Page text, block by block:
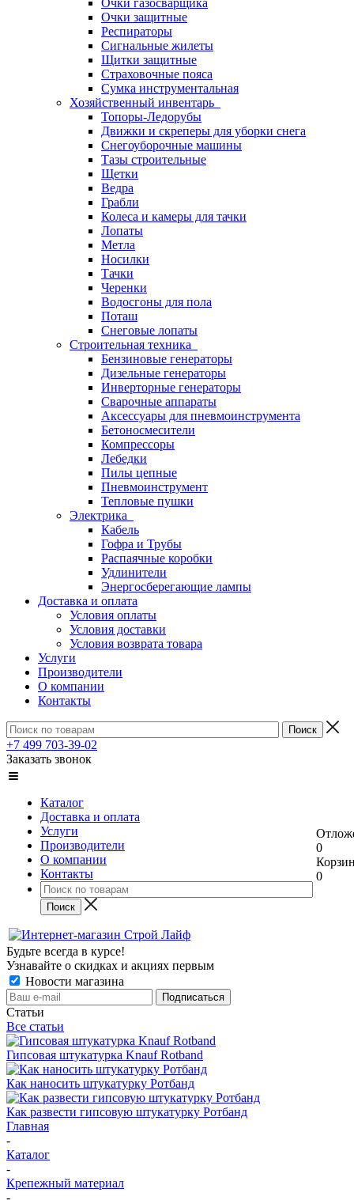
Очки газосварщика
Очки защитные
Респираторы
Сигнальные жилеты
Щитки защитные
Страховочные пояса
Сумка инструментальная
Хозяйственный инвентарь
Топоры-Ледорубы
Движки и скреперы для уборки снега
Снегоуборочные машины
Тазы строительные
Щетки
Ведра
Грабли
Колеса и камеры для тачки
Лопаты
Метла
Носилки
Тачки
Черенки
Водосгоны для пола
Поташ
Снеговые лопаты
Строительная техника
Бензиновые генераторы
Дизельные генераторы
Инверторные генераторы
Сварочные аппараты
Аксессуары для пневмоинструмента
Бетоносмесители
Компрессоры
Лебедки
Пилы цепные
Пневмоинструмент
Тепловые пушки
Электрика
Кабель
Гофра и Трубы
Распаячные коробки
Удлинители
Энергосберегающие лампы
Доставка и оплата
Условия оплаты
Условия доставки
Условия возврата товара
Услуги
Производители
О компании
Контакты
+7 499 703-39-02
Заказать звонок
Каталог
Доставка и оплата
Услуги
Производители
О компании
Контакты
0
0
Будьте всегда в курсе!
Узнавайте о скидках и акциях первым
Новости магазина
Статьи
Все статьи
Гипсовая штукатурка Knauf Rotband
Как наносить штукатурку Ротбанд
Как развести гипсовую штукатурку Ротбанд
Главная
-
Каталог
-
Крепежный материал
-